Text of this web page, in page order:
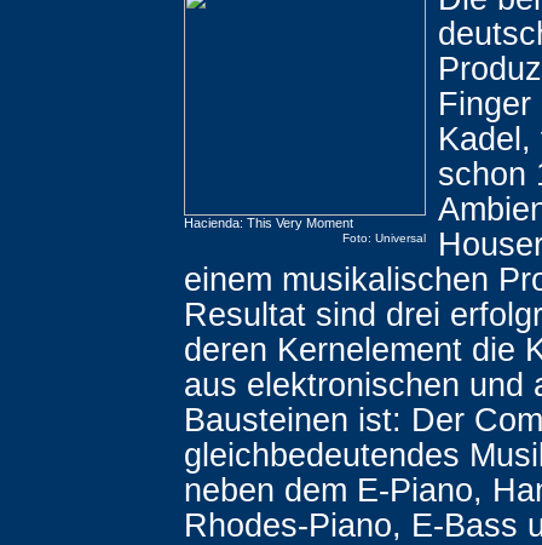
Hacienda: This Very Moment
Foto: Universal
Finger
Kadel,
schon
einem musikalischen
Resultat sind drei
deren Kernelement die
aus elektronischen und
Bausteinen ist: Der
gleichbedeutendes
neben dem E-Piano,
Rhodes-Piano, E-Bass